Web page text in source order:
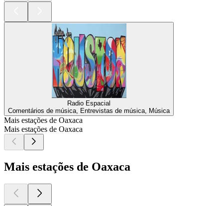
Radio Espacial
Comentários de música, Entrevistas de música, Música
Mais estações de Oaxaca
Mais estações de Oaxaca
Mais estações de Oaxaca